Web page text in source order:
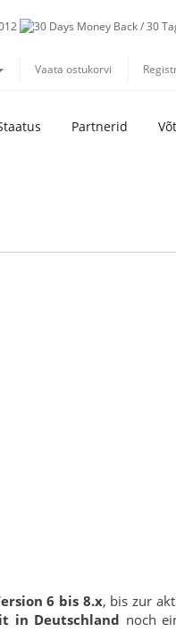
Vaata ostukorvi
Partnerid
6 bis 8.x, bis zur
in Deutschland noch